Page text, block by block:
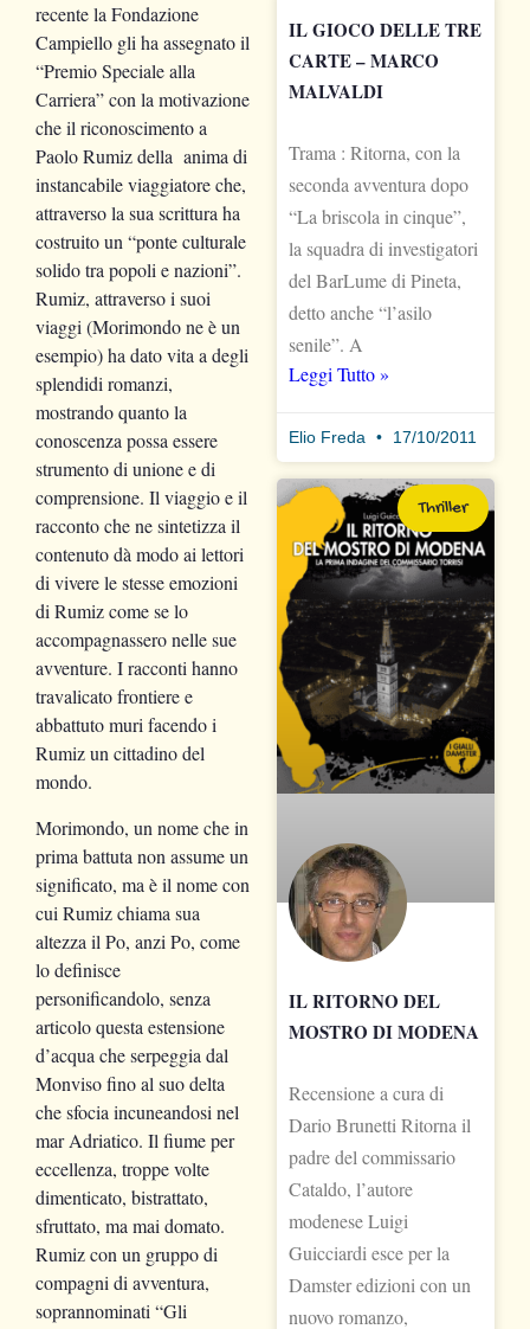
recente la Fondazione
Campiello gli ha assegnato il
“Premio Speciale alla
Carriera” con la motivazione
che il riconoscimento a
Paolo Rumiz della anima di
instancabile viaggiatore che,
attraverso la sua scrittura ha
costruito un “ponte culturale
solido tra popoli e nazioni”.
Rumiz, attraverso i suoi
viaggi (Morimondo ne è un
esempio) ha dato vita a degli
splendidi romanzi,
mostrando quanto la
conoscenza possa essere
strumento di unione e di
comprensione. Il viaggio e il
racconto che ne sintetizza il
contenuto dà modo ai lettori
di vivere le stesse emozioni
di Rumiz come se lo
accompagnassero nelle sue
avventure. I racconti hanno
travalicato frontiere e
abbattuto muri facendo i
Rumiz un cittadino del
mondo.
Morimondo, un nome che in
prima battuta non assume un
significato, ma è il nome con
cui Rumiz chiama sua
altezza il Po, anzi Po, come
lo definisce
personificandolo, senza
articolo questa estensione
d’acqua che serpeggia dal
Monviso fino al suo delta
che sfocia incuneandosi nel
mar Adriatico. Il fiume per
eccellenza, troppe volte
dimenticato, bistrattato,
sfruttato, ma mai domato.
Rumiz con un gruppo di
compagni di avventura,
soprannominati “Gli
IL GIOCO DELLE TRE
CARTE – MARCO
MALVALDI
Trama : Ritorna, con la
seconda avventura dopo
“La briscola in cinque”,
la squadra di investigatori
del BarLume di Pineta,
detto anche “l’asilo
senile”. A
Leggi Tutto »
Elio Freda 17/10/2011
Thriller
IL RITORNO DEL
MOSTRO DI MODENA
Recensione a cura di
Dario Brunetti Ritorna il
padre del commissario
Cataldo, l’autore
modenese Luigi
Guicciardi esce per la
Damster edizioni con un
nuovo romanzo,